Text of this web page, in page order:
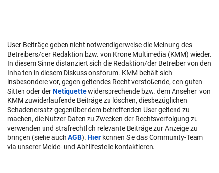
User-Beiträge geben nicht notwendigerweise die Meinung des
Betreibers/der Redaktion bzw. von Krone Multimedia (KMM) wieder.
In diesem Sinne distanziert sich die Redaktion/der Betreiber von den
Inhalten in diesem Diskussionsforum. KMM behält sich
insbesondere vor, gegen geltendes Recht verstoßende, den guten
Sitten oder derNetiquettewidersprechende bzw. dem Ansehen von
KMM zuwiderlaufende Beiträge zu löschen, diesbezüglichen
Schadenersatz gegenüber dem betreffenden User geltend zu
machen, die Nutzer-Daten zu Zwecken der Rechtsverfolgung zu
verwenden und strafrechtlich relevante Beiträge zur Anzeige zu
bringen (siehe auch AGB). Hier können Sie das Community-Team
via unserer Melde- und Abhilfestelle kontaktieren.